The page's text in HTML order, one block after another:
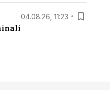
04.08.26, 11:23